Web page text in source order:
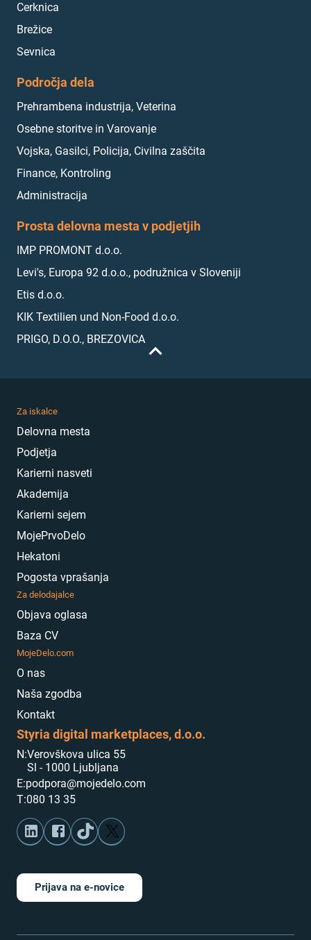
Cerknica
Brežice
Sevnica
Področja dela
Prehrambena industrija, Veterina
Osebne storitve in Varovanje
Vojska, Gasilci, Policija, Civilna zaščita
Finance, Kontroling
Administracija
Prosta delovna mesta v podjetjih
IMP PROMONT d.o.o.
Levi's, Europa 92 d.o.o., podružnica v Sloveniji
Etis d.o.o.
KIK Textilien und Non-Food d.o.o.
PRIGO, D.O.O., BREZOVICA
Za iskalce
Delovna mesta
Podjetja
Karierni nasveti
Akademija
Karierni sejem
MojePrvoDelo
Hekatoni
Pogosta vprašanja
Za delodajalce
Objava oglasa
Baza CV
MojeDelo.com
O nas
Naša zgodba
Kontakt
Styria digital marketplaces, d.o.o.
N:Verovškova ulica 55
Sl - 1000 Ljubljana
E:podpora@mojedelo.com
T:080 13 35
Prijava na e-novice